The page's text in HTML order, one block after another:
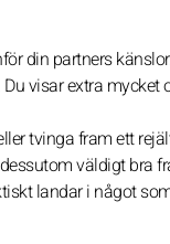
din partners
visar extra mycket
tvinga fram ett
väldigt bra
landar i något